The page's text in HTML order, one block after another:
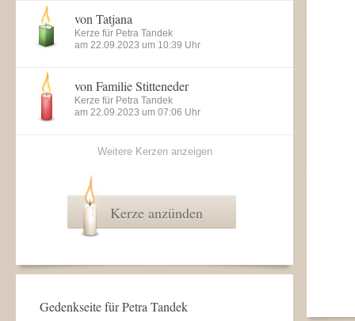
von Tatjana
Kerze für Petra Tandek
am 22.09.2023 um 10:39 Uhr
von Familie Stitteneder
Kerze für Petra Tandek
am 22.09.2023 um 07:06 Uhr
Weitere Kerzen anzeigen
Kerze anzünden
Gedenkseite für Petra Tandek